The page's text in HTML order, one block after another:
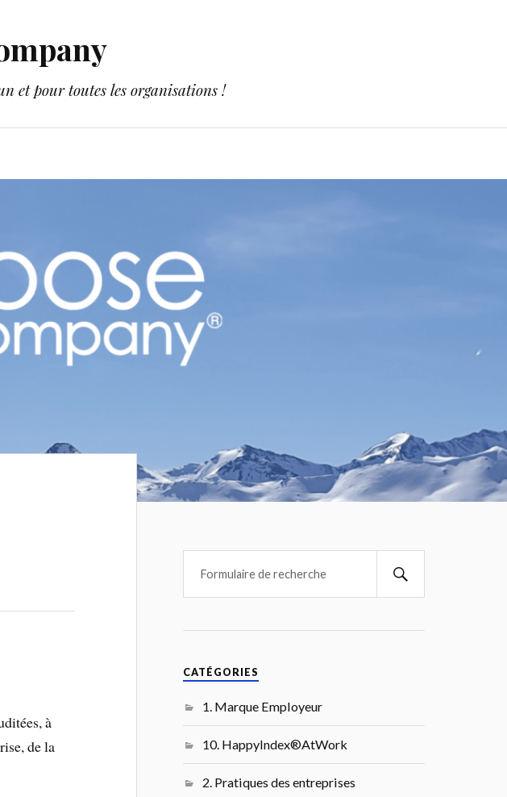
et pour toutes les organisations !
à
de la
CATÉGORIES
1. Marque Employeur
10. HappyIndex®AtWork
2. Pratiques des entreprises